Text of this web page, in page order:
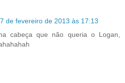
de fevereiro de 2013 às 17:13
cabeça que não queria o Logan,